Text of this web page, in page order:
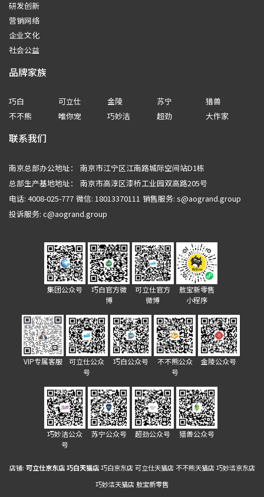
研发创新
营销网络
企业文化
社会公益
品牌家族
巧白 可立仕 金陵 苏宁
猎兽
不不熊
唯你宠 巧妙洁 超劲 大作家
联系我们
南京总部办公地址：
南京市江宁区江南路城际空间站D1栋
总部生产基地地址：
南京市高淳区漆桥工业园双高路205号
电话: 4008-025-777 微信: 18013370111 销售服务: s@aogrand.group
投诉服务: c@aogrand.group
集团公众号
巧白官方微
博
可立仕官方
微博
敖宝新零售
小程序
VIP专属客服
可立仕公众
号
巧白公众号
不不熊公众
号
金陵公众号
巧妙洁公众
号
苏宁公众号 超劲公众号 猎兽公众号
店铺: 可立仕京东店 巧白天猫店 巧白京东店 可立仕天猫店 不不熊天猫店 巧妙洁京东店
巧妙洁天猫店敖宝新零售